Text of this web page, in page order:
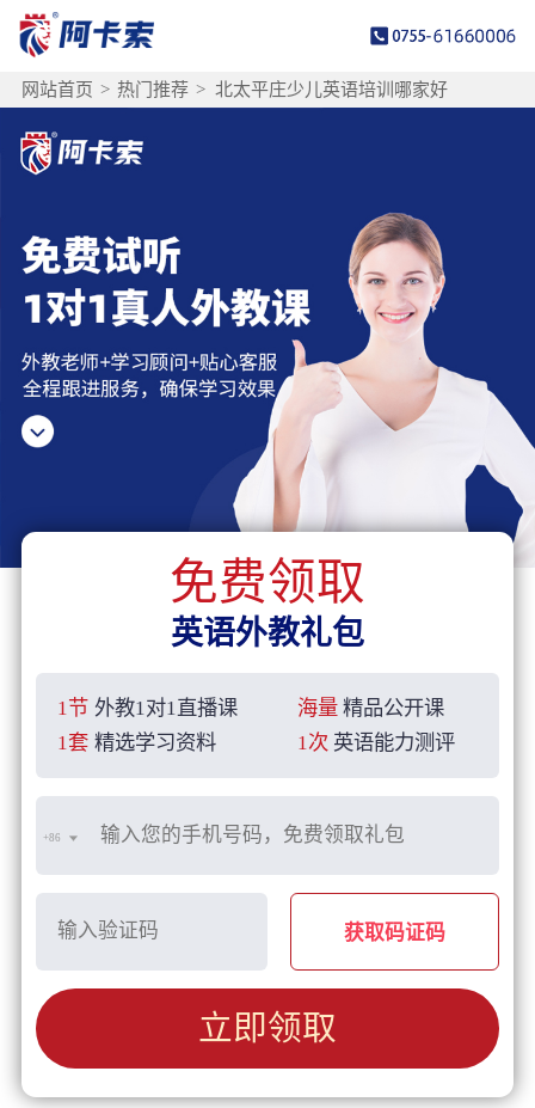
网站首页 > 热门推荐 > 北太平庄少儿英语培训哪家好
免费领取
英语外教礼包
1节 外教1对1直播课 海量 精品公开课
1套 精选学习资料 1次 英语能力测评
+86
获取码证码
立即领取